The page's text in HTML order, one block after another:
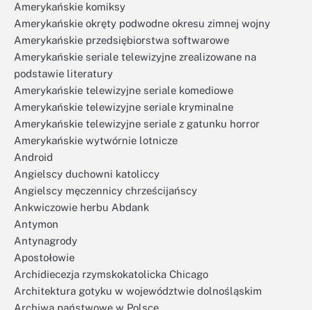
Amerykańskie komiksy
Amerykańskie okręty podwodne okresu zimnej wojny
Amerykańskie przedsiębiorstwa softwarowe
Amerykańskie seriale telewizyjne zrealizowane na
podstawie literatury
Amerykańskie telewizyjne seriale komediowe
Amerykańskie telewizyjne seriale kryminalne
Amerykańskie telewizyjne seriale z gatunku horror
Amerykańskie wytwórnie lotnicze
Android
Angielscy duchowni katoliccy
Angielscy męczennicy chrześcijańscy
Ankwiczowie herbu Abdank
Antymon
Antynagrody
Apostołowie
Archidiecezja rzymskokatolicka Chicago
Architektura gotyku w województwie dolnośląskim
Archiwa państwowe w Polsce